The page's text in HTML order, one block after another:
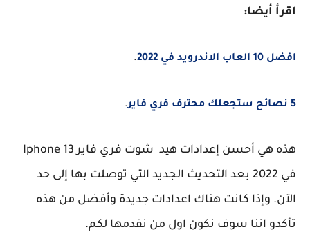
اقرأ أيضا:
افضل 10 العاب الاندرويد في 2022 .
5 نصائح ستجعلك محترف فري فاير .
هذه هي أحسن إعدادات هيد شوت فري فاير Iphone 13
في 2022 بعد التحديث الجديد التي توصلت بها إلى حد
الآن. وإذا كانت هناك اعدادات جديدة وأفضل من هذه
تأكدو اننا سوف نكون اول من نقدمها لكم.